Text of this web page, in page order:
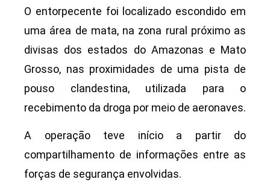
O entorpecente foi localizado escondido em
uma área de mata, na zona rural próximo as
divisas dos estados do Amazonas e Mato
Grosso, nas proximidades de uma pista de
pouso clandestina, utilizada para o
recebimento da droga por meio de aeronaves.
A operação teve início a partir do
compartilhamento de informações entre as
forças de segurança envolvidas.